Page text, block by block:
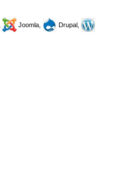
Joomla,
Drupal,